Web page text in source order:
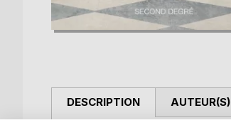
DESCRIPTION AUTEUR(S)